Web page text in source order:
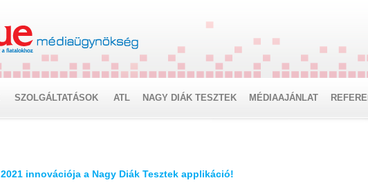
SZOLGÁLTATÁSOK ATL NAGY DIÁK TESZTEK MÉDIAAJÁNLAT
2021 innovációja a Nagy Diák Tesztek applikáció!